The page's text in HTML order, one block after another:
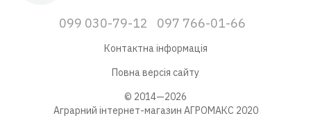
099 030-79-12 097 766-01-66
Контактна інформація
Повна версія сайту
© 2014—2026
Аграрний інтернет-магазин АГРОМАКС 2020